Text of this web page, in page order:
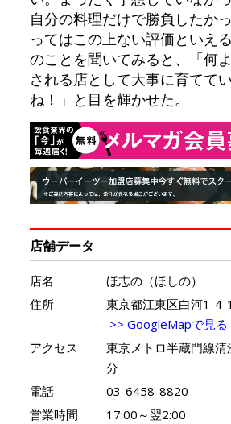
自分の料理だけで勝負したか
ってはこの上ない評価といえ
のことを聞いてみると、「何
される店として大事に育てて
ね！」と目を輝かせた。
店舗データ
店名
ほ志の（ほしの）
住所
東京都江東区白河1-4-
>> GoogleMapで見る
アクセス
東京メトロ半蔵門線
分
電話
03-6458-8820
営業時間
17:00～翌2:00